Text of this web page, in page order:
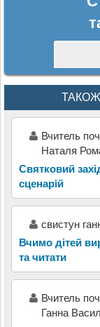
Вчитель
Наталя
Святковий
сценарій
свистун
Вчимо дітей
та читати
Вчитель
Ганна